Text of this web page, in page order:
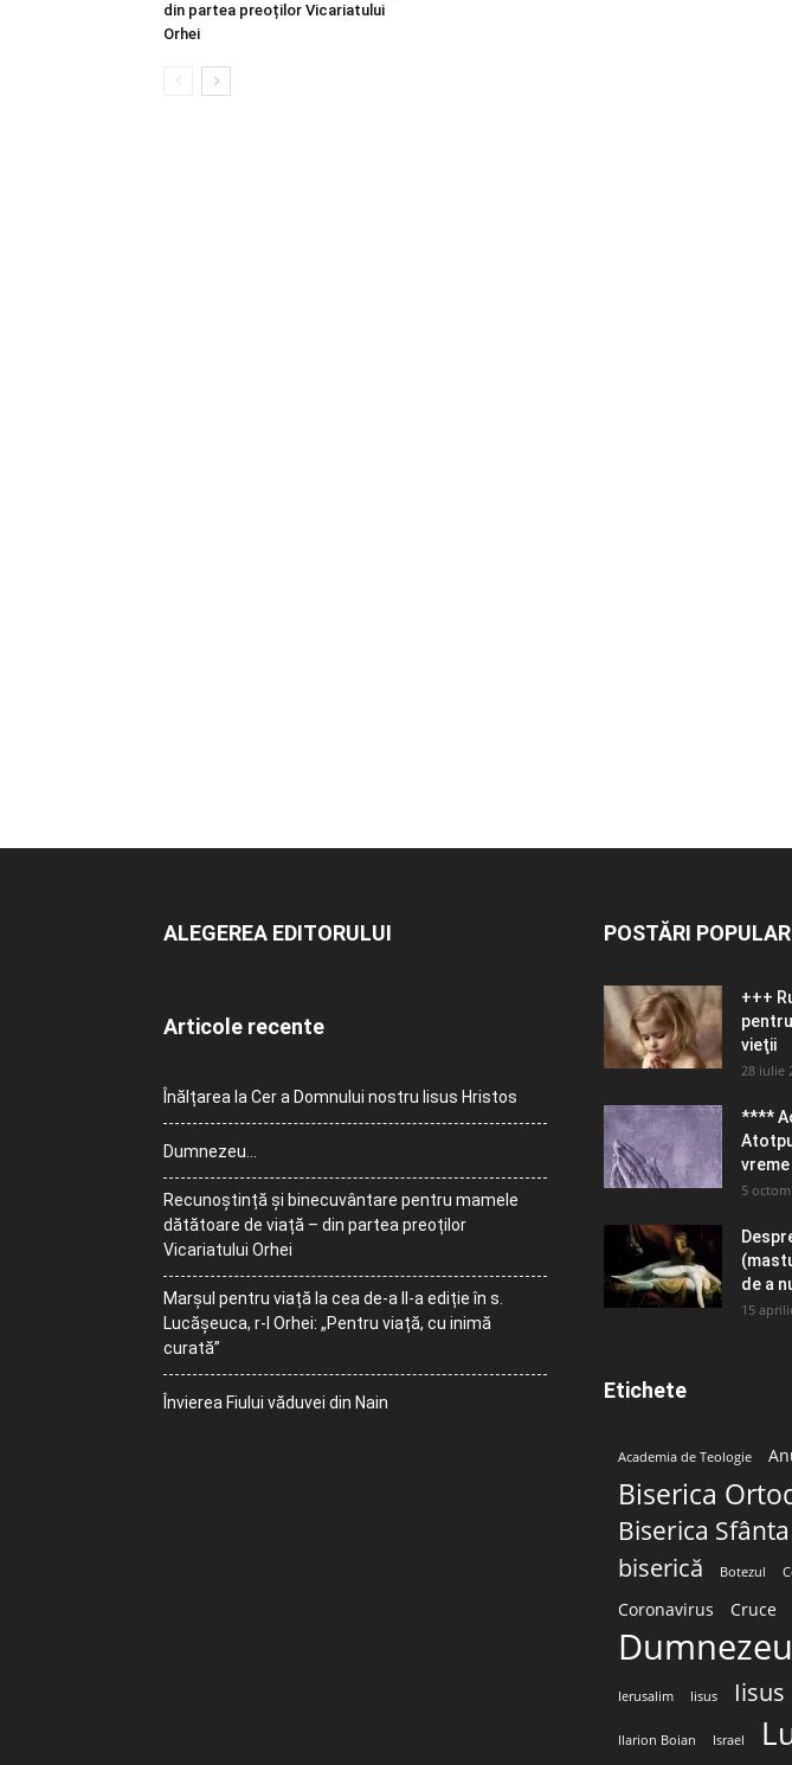
din partea preoților Vicariatului
Orhei
ALEGEREA EDITORULUI
Articole recente
Înălțarea la Cer a Domnului nostru Iisus Hristos
Dumnezeu…
Recunoștință și binecuvântare pentru mamele
dătătoare de viață – din partea preoților
Vicariatului Orhei
Marșul pentru viață la cea de-a II-a ediție în s.
Lucășeuca, r-l Orhei: „Pentru viață, cu inimă
curată”
Învierea Fiului văduvei din Nain
POSTĂRI
+++
vieţii
28 iulie
****
5
de a
15
Etichete
Academia de Teologie
Biserica
Biserica
biserică Botezul
Coronavirus
Cruce
Dumnezeu
Ierusalim Iisus
Ilarion Boian Israel